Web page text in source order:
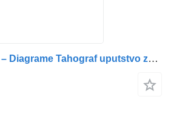
VDO Kienzle Kombi – Diagrame Tahograf uputstvo za upotrebu za kamiona